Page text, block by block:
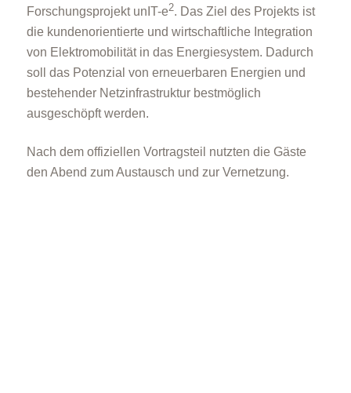
Forschungsprojekt unIT-e2. Das Ziel des Projekts ist
die kundenorientierte und wirtschaftliche Integration
von Elektromobilität in das Energiesystem. Dadurch
soll das Potenzial von erneuerbaren Energien und
bestehender Netzinfrastruktur bestmöglich
ausgeschöpft werden.
Nach dem offiziellen Vortragsteil nutzten die Gäste
den Abend zum Austausch und zur Vernetzung.